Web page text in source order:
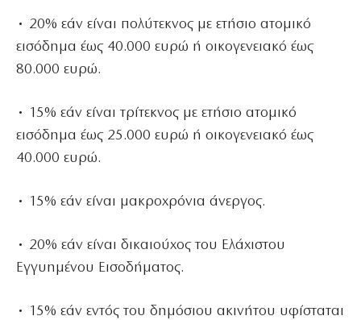
• 20% εάν είναι πολύτεκνος με ετήσιο ατομικό
εισόδημα έως 40.000 ευρώ ή οικογενειακό έως
80.000 ευρώ.
• 15% εάν είναι τρίτεκνος με ετήσιο ατομικό
εισόδημα έως 25.000 ευρώ ή οικογενειακό έως
40.000 ευρώ.
• 15% εάν είναι μακροχρόνια άνεργος.
• 20% εάν είναι δικαιούχος του Ελάχιστου
Εγγυημένου Εισοδήματος.
• 15% εάν εντός του δημόσιου ακινήτου υφίσταται